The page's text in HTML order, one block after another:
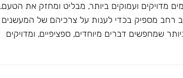
מדויקים ועמוקים ביותר, מבליט ומחזק את הטעם.
רחב מספיק בכדי לענות על צרכיהם של המעשנים
שמחפשים דברים מיוחדים, ספציפיים, ומדויקים